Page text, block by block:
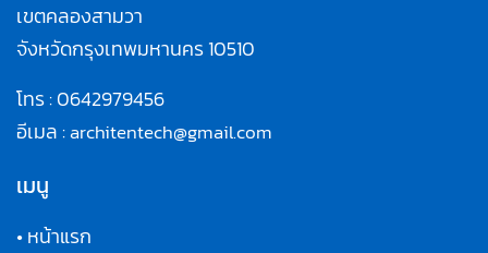
เขตคลองสามวา
จังหวัดกรุงเทพมหานคร 10510
โทร :0642979456
อีเมล :architentech@gmail.com
เมนู
•หน้าแรก